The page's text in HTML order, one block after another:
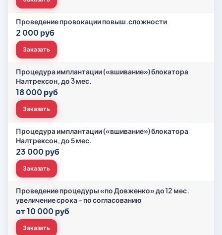
Проведение провокации повыш.сложности
2 000 руб
Заказать
Процедура имплантации («вшивание») блокатора
Налтрексон, до 3 мес.
18 000 руб
Заказать
Процедура имплантации («вшивание») блокатора
Налтрексон, до 5 мес.
23 000 руб
Заказать
Проведение процедуры «по Довженко» до 12 мес.
увеличение срока - по согласованию
от 10 000 руб
Заказать